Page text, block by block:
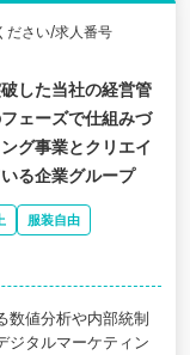
ださい/求人番号
した当社の経営管
ェーズで仕組みづ
グ事業とクリエイ
る企業グループ
服装自由
数値分析や内部統制
ジタルマーケティン